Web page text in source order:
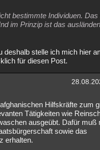
bestimmte Individuen. Das
im Prinzip ist das
deshalb stelle ich mich hier
für diesen Post.
Hilfskräfte zum
Tätigkeiten wie
ausgeübt. Dafür muß
sowie das
erhalten.